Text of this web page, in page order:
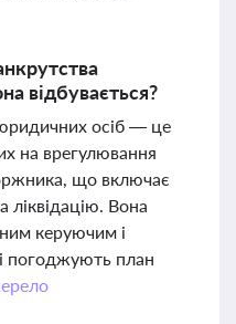
відбувається?
осіб — це
на врегулювання
що включає
Вона
керуючим і
погоджують план